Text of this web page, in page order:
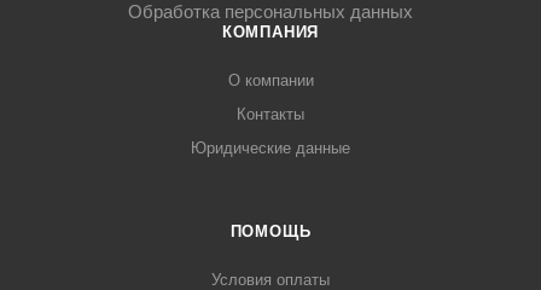
Обработка персональных данных
КОМПАНИЯ
О компании
Контакты
Юридические данные
ПОМОЩЬ
Условия оплаты